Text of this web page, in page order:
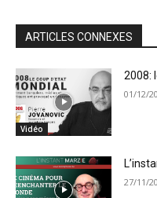
ARTICLES CONNEXES
Vidéo
2008:
01/12/
27/11/